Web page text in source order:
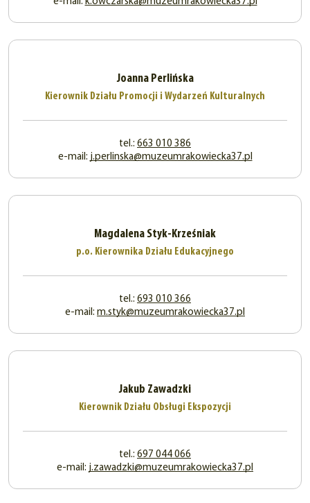
Joanna Perlińska
Kierownik Działu Promocji i Wydarzeń Kulturalnych
tel.: 663 010 386
e-mail: j.perlinska@muzeumrakowiecka37.pl
Magdalena Styk-Krześniak
p.o. Kierownika Działu Edukacyjnego
tel.: 693 010 366
e-mail: m.styk@muzeumrakowiecka37.pl
Jakub Zawadzki
Kierownik Działu Obsługi Ekspozycji
tel.: 697 044 066
e-mail: j.zawadzki@muzeumrakowiecka37.pl